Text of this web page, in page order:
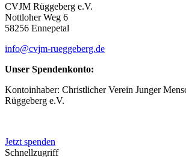
CVJM Rüggeberg e.V.
Nottloher Weg 6
58256 Ennepetal
info@cvjm-rueggeberg.de
Unser Spendenkonto:
Kontoinhaber: Christlicher Verein Junger
Rüggeberg e.V.
Jetzt spenden
Schnellzugriff